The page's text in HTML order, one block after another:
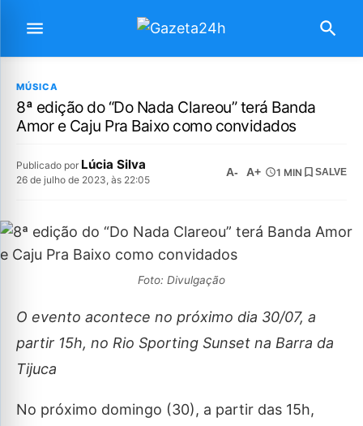
MÚSICA
8ª edição do “Do Nada Clareou” terá Banda
Amor e Caju Pra Baixo como convidados
Publicado por Lúcia Silva
26 de julho de 2023, às 22:05
A- A+ 1 MIN SALVE
Foto: Divulgação
O evento acontece no próximo dia 30/07, a
partir 15h, no Rio Sporting Sunset na Barra da
Tijuca
No próximo domingo (30), a partir das 15h,